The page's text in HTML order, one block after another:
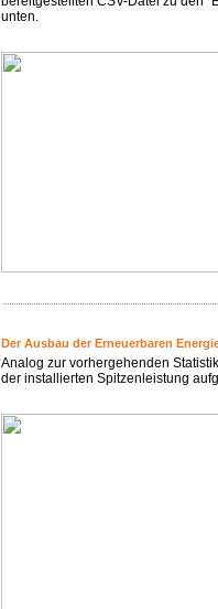
unten.
Der Ausbau der Erneuerbaren
Analog zur vorhergehenden
der installierten Spitzenleistung